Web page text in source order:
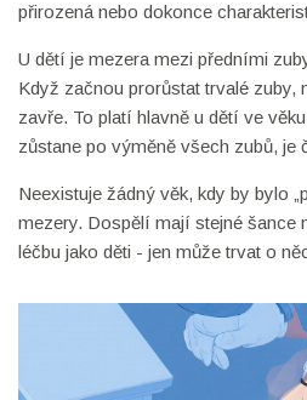
přirozená nebo dokonce
U dětí je mezera mezi předními
Když začnou prorůstat trvalé zuby,
zavře. To platí hlavně u dětí ve
zůstane po výměně všech zubů, je
Neexistuje žádný věk, kdy by bylo
mezery. Dospělí mají stejné šance
léčbu jako děti - jen může trvat o